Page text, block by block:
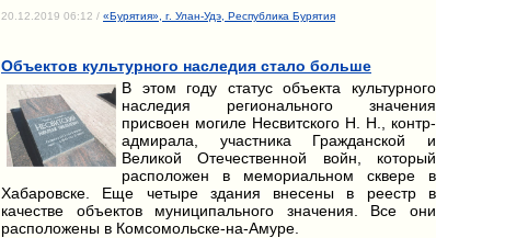
20.12.2019 06:12 / «Бурятия», г. Улан-Удэ, Республика Бурятия
Объектов культурного наследия стало больше
В этом году статус объекта культурного
наследия регионального значения
присвоен могиле Несвитского Н. Н., контр-
адмирала, участника Гражданской и
Великой Отечественной войн, который
расположен в мемориальном сквере в
Хабаровске. Еще четыре здания внесены в реестр в
качестве объектов муниципального значения. Все они
расположены в Комсомольске-на-Амуре.